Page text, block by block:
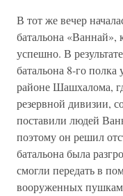
В тот же вечер
батальона «Ваннай»,
успешно. В
батальона 8-го
районе Шашхалома,
резервной дивизии,
поставили людей
поэтому он решил
батальона была
смогли передать в
вооруженных